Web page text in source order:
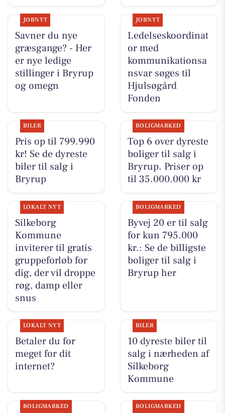
JOBNYT
Savner du nye
græsgange? - Her
er nye ledige
stillinger i Bryrup
og omegn
JOBNYT
Ledelseskoordinat
or med
kommunikationsa
nsvar søges til
Hjulsøgård
Fonden
BILER
Pris op til 799.990
kr! Se de dyreste
biler til salg i
Bryrup
BOLIGMARKED
Top 6 over dyreste
boliger til salg i
Bryrup. Priser op
til 35.000.000 kr
LOKALT NYT
Silkeborg
Kommune
inviterer til gratis
gruppeforløb for
dig, der vil droppe
røg, damp eller
snus
BOLIGMARKED
Byvej 20 er til salg
for kun 795.000
kr.: Se de billigste
boliger til salg i
Bryrup her
LOKALT NYT
Betaler du for
meget for dit
internet?
BILER
10 dyreste biler til
salg i nærheden af
Silkeborg
Kommune
BOLIGMARKED BOLIGMARKED